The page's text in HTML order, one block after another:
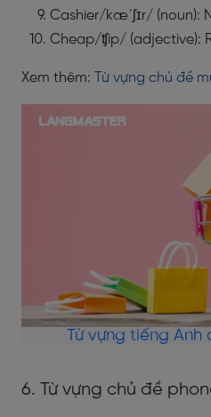
Cashier/kæˈʃɪr/ (noun):
Cheap/ʧip/ (adjective):
Xem thêm: Từ vựng chủ đề
Từ vựng tiếng Anh
6. Từ vựng chủ đề